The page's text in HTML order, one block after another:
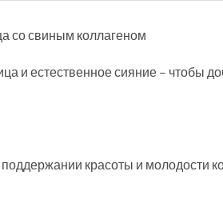
со свиным коллагеном
и естественное сияние – чтобы
красоты и молодости